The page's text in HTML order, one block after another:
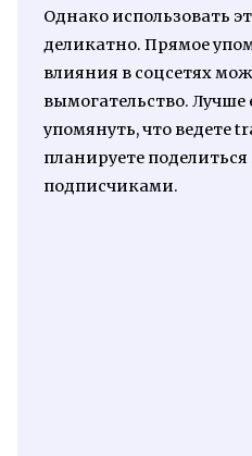
Однако использовать
деликатно. Прямое
влияния в соцсетях
вымогательство. Лучше
упомянуть, что ведете
планируете
подписчиками.